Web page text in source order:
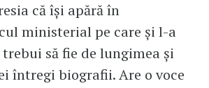
că își apără în
ministerial pe care și l-a
să fie de lungimea și
întregi biografii. Are o voce